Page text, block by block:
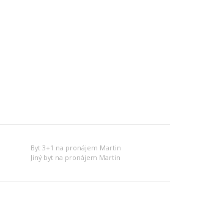
Byt 3+1 na pronájem Martin
Jiný byt na pronájem Martin